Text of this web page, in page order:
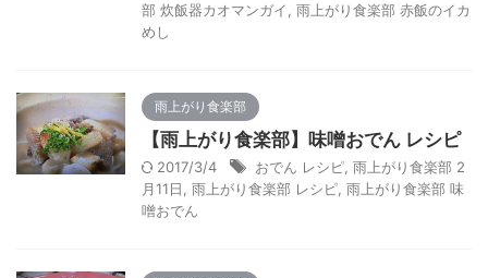
部 炊飯器カオマンガイ
雨上がり食楽部 赤飯のイカ
めし
雨上がり食楽部
【雨上がり食楽部】味噌おでん レシピ
2017/3/4 おでん レシピ 雨上がり食楽部 2
月11日
雨上がり食楽部 レシピ 雨上がり食楽部 味
噌おでん